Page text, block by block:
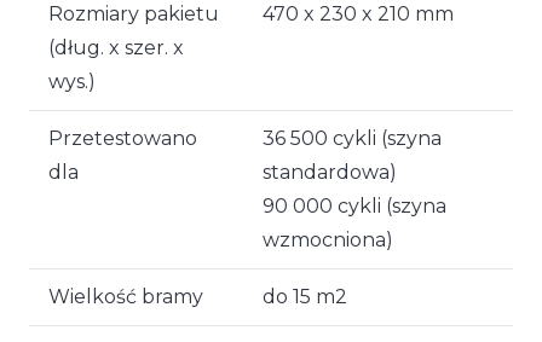
Rozmiary pakietu
(dług. x szer. x
wys.)
470 x 230 x 210 mm
Przetestowano
dla
36 500 cykli (szyna
standardowa)
90 000 cykli (szyna
wzmocniona)
Wielkość bramy do 15 m2